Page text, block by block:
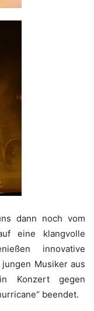
dann noch vom
eine klangvolle
innovative
Musiker aus
Konzert gegen
beendet.